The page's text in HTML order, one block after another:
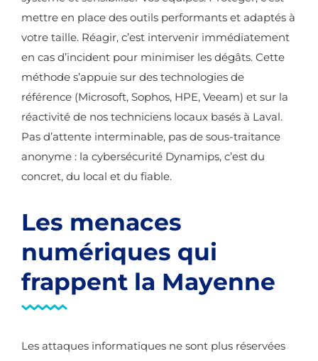
mettre en place des outils performants et adaptés à
votre taille. Réagir, c’est intervenir immédiatement
en cas d’incident pour minimiser les dégâts. Cette
méthode s’appuie sur des technologies de
référence (Microsoft, Sophos, HPE, Veeam) et sur la
réactivité de nos techniciens locaux basés à Laval.
Pas d’attente interminable, pas de sous-traitance
anonyme : la cybersécurité Dynamips, c’est du
concret, du local et du fiable.
Les menaces
numériques qui
frappent la Mayenne
Les attaques informatiques ne sont plus réservées